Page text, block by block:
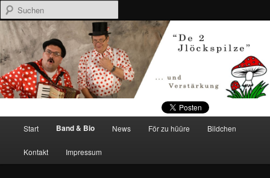
Suchen
Jlöckspilze
Gute Stimmung vom kleinsten Wohnzimmer bis zum größten Saal.
Start Band & Bio News För zu hüüre Bildchen
Kontakt Impressum